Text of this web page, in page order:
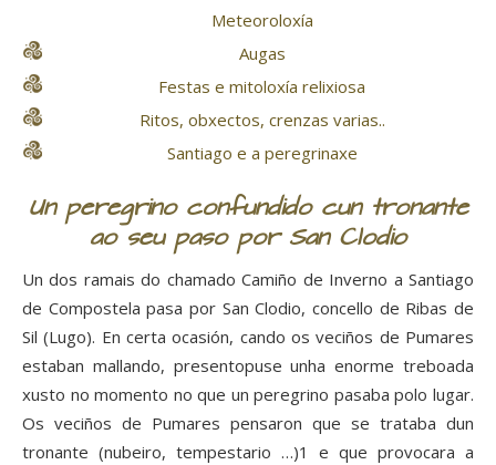
Meteoroloxía
Augas
Festas e mitoloxía relixiosa
Ritos, obxectos, crenzas varias..
Santiago e a peregrinaxe
Un peregrino confundido cun tronante
ao seu paso por San Clodio
Un dos ramais do chamado Camiño de Inverno a Santiago
de Compostela pasa por San Clodio, concello de Ribas de
Sil (Lugo). En certa ocasión, cando os veciños de Pumares
estaban mallando, presentopuse unha enorme treboada
xusto no momento no que un peregrino pasaba polo lugar.
Os veciños de Pumares pensaron que se trataba dun
tronante (nubeiro, tempestario …)1 e que provocara a